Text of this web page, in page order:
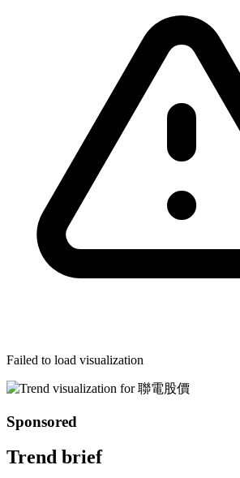
Failed to load visualization
Sponsored
Trend brief